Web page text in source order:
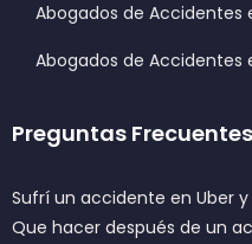
Abogados de Accidentes
Abogados de Accidentes
Preguntas Frecuentes
Sufrí un accidente en Uber
Que hacer después de un